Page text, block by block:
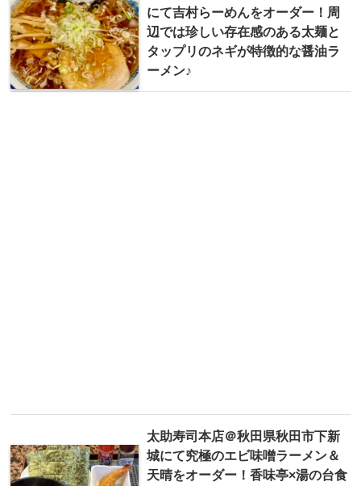
にて吉村らーめんをオーダー！周
辺では珍しい存在感のある太麺と
タップリのネギが特徴的な醤油ラ
ーメン♪
太助寿司本店＠秋田県秋田市下新
城にて究極のエビ味噌ラーメン＆
天晴をオーダー！香味亭×湯の台食